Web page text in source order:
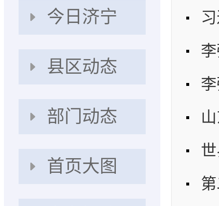
今日济宁
县区动态
部门动态
首页大图